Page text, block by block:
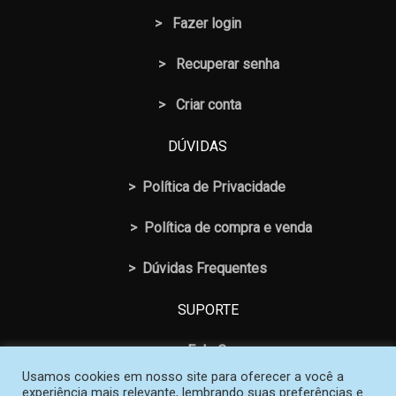
> Fazer login
> Recuperar senha
> Criar conta
DÚVIDAS
> Política de Privacidade
> Política de compra e venda
> Dúvidas Frequentes
SUPORTE
> Fale Conosco
Usamos cookies em nosso site para oferecer a você a
experiência mais relevante, lembrando suas preferências e